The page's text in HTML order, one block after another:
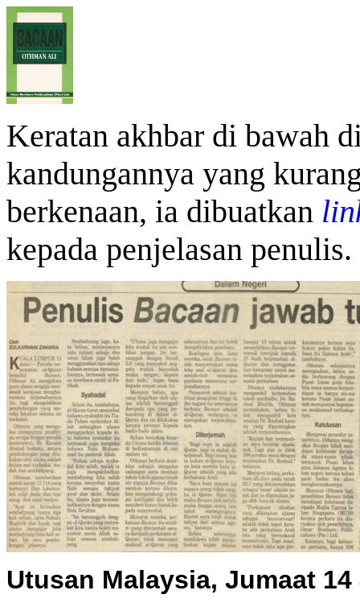
Keratan akhbar di bawah
kandungannya yang
berkenaan, ia dibuatkan
kepada penjelasan
Utusan Malaysia, Jumaat